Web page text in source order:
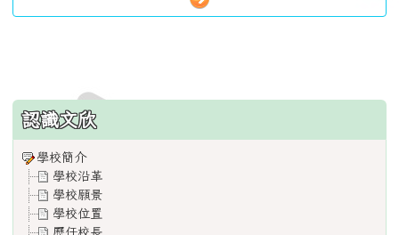
:::
認識文欣
學校簡介
學校沿革
學校願景
學校位置
歷任校長